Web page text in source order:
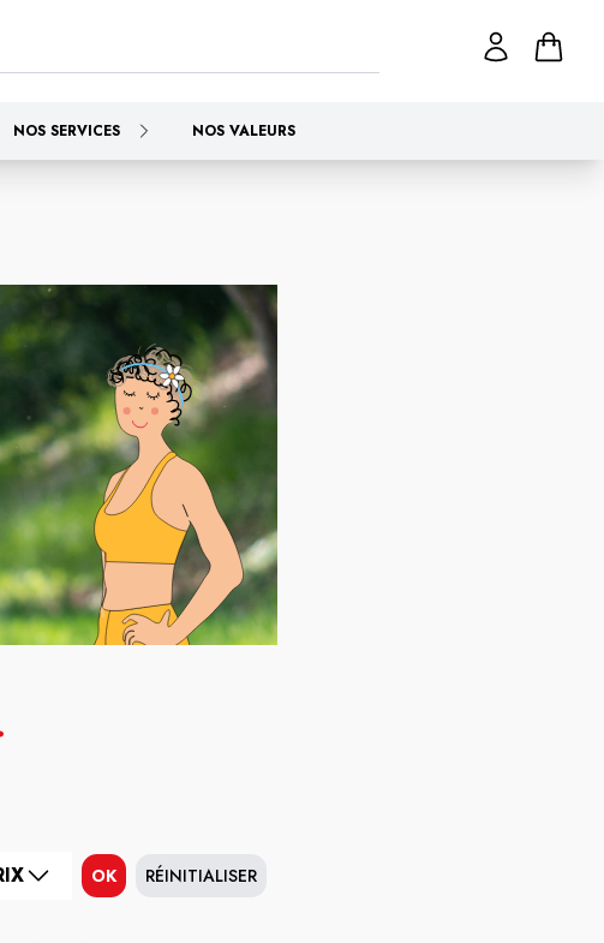
NOS SERVICES NOS VALEURS
OK RÉINITIALISER